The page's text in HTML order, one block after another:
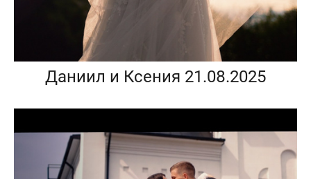
Даниил и Ксения 21.08.2025